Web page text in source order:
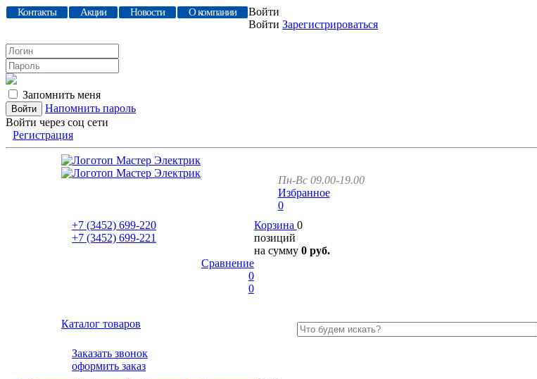
Контакты Акции Новости О компании
Войти
Войти Зарегистрироваться
Запомнить меня
Напомнить пароль
Войти через соц сети
Регистрация
Пн-Вс 09.00-19.00
Избранное
0
+7 (3452) 699-220
+7 (3452) 699-221
Корзина 0
позиций
на сумму 0 руб.
Сравнение
0
0
Каталог товаров
Заказать звонок
оформить заказ